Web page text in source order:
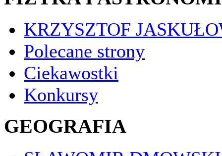
KRZYSZTOF
Polecane strony
Ciekawostki
Konkursy
GEOGRAFIA